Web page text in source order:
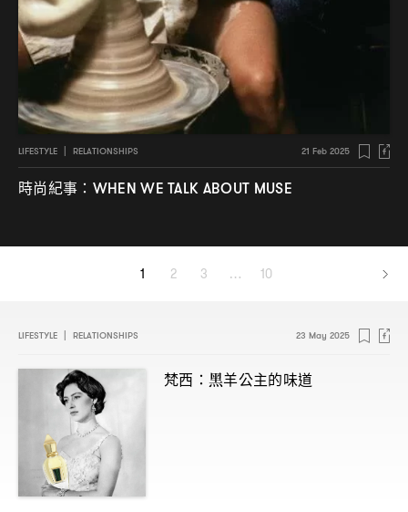
LIFESTYLE | RELATIONSHIPS 21 Feb 2025
時尚紀事 ：WHEN WE TALK ABOUT MUSE
1 2 3 … 10
LIFESTYLE | RELATIONSHIPS 23 May 2025
梵西 ： 黑羊公主的味道